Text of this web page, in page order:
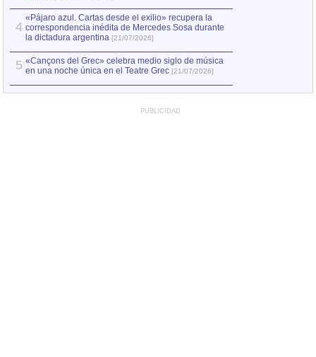
4
«Pájaro azul. Cartas desde el exilio» recupera la
correspondencia inédita de Mercedes Sosa durante
la dictadura argentina [21/07/2026]
5 «Cançons del Grec» celebra medio siglo de música
en una noche única en el Teatre Grec [21/07/2026]
PUBLICIDAD